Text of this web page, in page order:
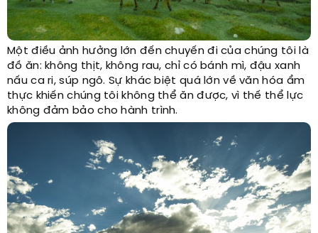
Một điều ảnh hưởng lớn đến chuyến đi của chúng tôi là
đồ ăn: không thịt, không rau, chỉ có bánh mì, đậu xanh
nấu ca ri, súp ngô. Sự khác biệt quá lớn về văn hóa ẩm
thực khiến chúng tôi không thể ăn được, vì thế thể lực
không đảm bảo cho hành trình.